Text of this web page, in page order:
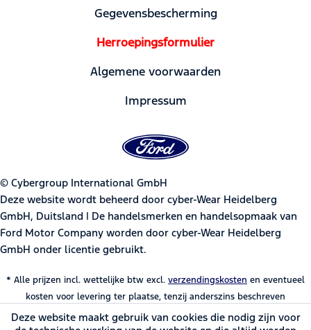
Gegevensbescherming
Herroepingsformulier
Algemene voorwaarden
Impressum
© Cybergroup International GmbH
Deze website wordt beheerd door cyber-Wear Heidelberg
GmbH, Duitsland | De handelsmerken en handelsopmaak van
Ford Motor Company worden door cyber-Wear Heidelberg
GmbH onder licentie gebruikt.
* Alle prijzen incl. wettelijke btw excl. verzendingskosten en eventueel
kosten voor levering ter plaatse, tenzij anderszins beschreven
Deze website maakt gebruik van cookies die nodig zijn voor